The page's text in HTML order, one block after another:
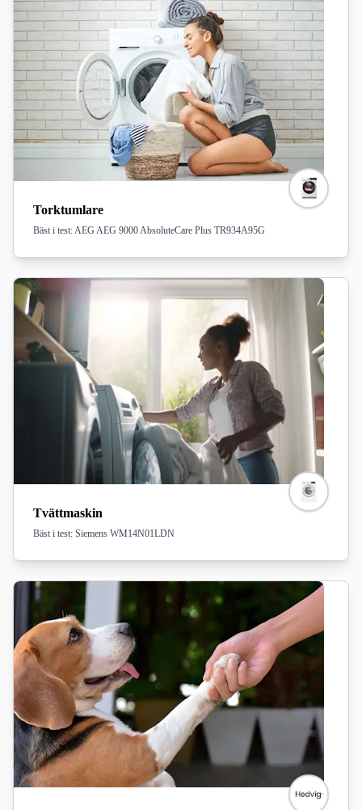
Torktumlare
Bäst i test: AEG AEG 9000 AbsoluteCare Plus TR934A95G
Tvättmaskin
Bäst i test: Siemens WM14N01LDN